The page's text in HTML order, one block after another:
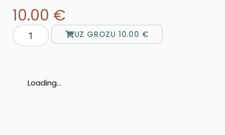
10.00 €
UZ GROZU 10.00 €
Loading...